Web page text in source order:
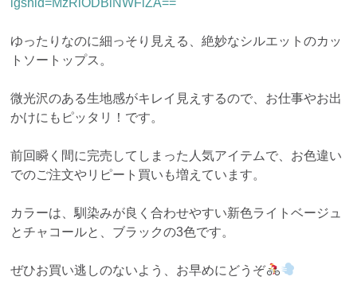
ゆったりなのに細っそり見える、絶妙なシルエットのカッ
トソートップス。
微光沢のある生地感がキレイ見えするので、お仕事やお出
かけにもピッタリ！です。
前回瞬く間に完売してしまった人気アイテムで、お色違い
でのご注文やリピート買いも増えています。
カラーは、馴染みが良く合わせやすい新色ライトベージュ
とチャコールと、ブラックの3色です。
ぜひお買い逃しのないよう、お早めにどうぞ